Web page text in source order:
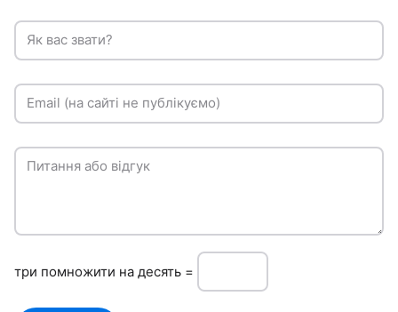
Як вас звати?
Email (на сайті не публікуємо)
Питання або відгук
три пoмнoжити нa десять =